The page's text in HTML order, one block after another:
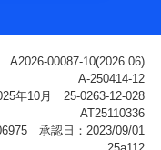
ット利用時の行動に
時の行動に関する情
称・購入場所・決済
関する情報などが含